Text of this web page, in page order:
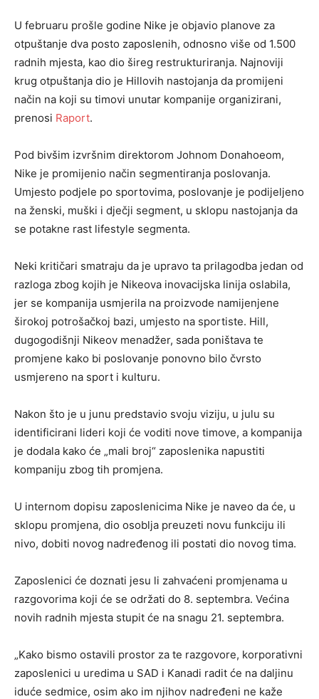
U februaru prošle godine Nike je objavio planove za
otpuštanje dva posto zaposlenih, odnosno više od 1.500
radnih mjesta, kao dio šireg restrukturiranja. Najnoviji
krug otpuštanja dio je Hillovih nastojanja da promijeni
način na koji su timovi unutar kompanije organizirani,
prenosi Raport.
Pod bivšim izvršnim direktorom Johnom Donahoeom,
Nike je promijenio način segmentiranja poslovanja.
Umjesto podjele po sportovima, poslovanje je podijeljeno
na ženski, muški i dječji segment, u sklopu nastojanja da
se potakne rast lifestyle segmenta.
Neki kritičari smatraju da je upravo ta prilagodba jedan od
razloga zbog kojih je Nikeova inovacijska linija oslabila,
jer se kompanija usmjerila na proizvode namijenjene
širokoj potrošačkoj bazi, umjesto na sportiste. Hill,
dugogodišnji Nikeov menadžer, sada poništava te
promjene kako bi poslovanje ponovno bilo čvrsto
usmjereno na sport i kulturu.
Nakon što je u junu predstavio svoju viziju, u julu su
identificirani lideri koji će voditi nove timove, a kompanija
je dodala kako će „mali broj“ zaposlenika napustiti
kompaniju zbog tih promjena.
U internom dopisu zaposlenicima Nike je naveo da će, u
sklopu promjena, dio osoblja preuzeti novu funkciju ili
nivo, dobiti novog nadređenog ili postati dio novog tima.
Zaposlenici će doznati jesu li zahvaćeni promjenama u
razgovorima koji će se održati do 8. septembra. Većina
novih radnih mjesta stupit će na snagu 21. septembra.
„Kako bismo ostavili prostor za te razgovore, korporativni
zaposlenici u uredima u SAD i Kanadi radit će na daljinu
iduće sedmice, osim ako im njihov nadređeni ne kaže